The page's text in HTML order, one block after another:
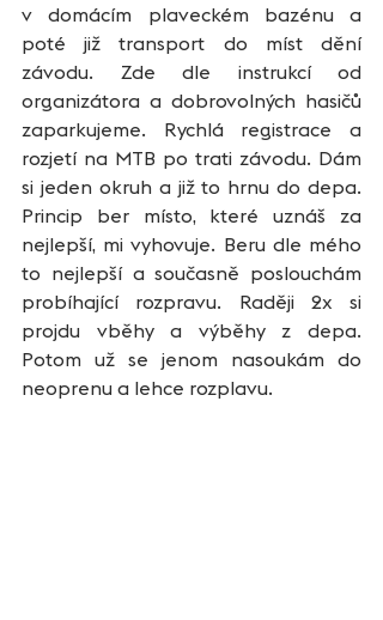
v domácím plaveckém bazénu a
poté již transport do míst dění
závodu. Zde dle instrukcí od
organizátora a dobrovolných hasičů
zaparkujeme. Rychlá registrace a
rozjetí na MTB po trati závodu. Dám
si jeden okruh a již to hrnu do depa.
Princip ber místo, které uznáš za
nejlepší, mi vyhovuje. Beru dle mého
to nejlepší a současně poslouchám
probíhající rozpravu. Raději 2x si
projdu vběhy a výběhy z depa.
Potom už se jenom nasoukám do
neoprenu a lehce rozplavu.